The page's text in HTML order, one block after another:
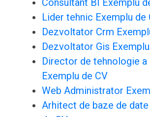
Consultant BI Exemplu
Lider tehnic Exemplu de
Dezvoltator Crm
Dezvoltator Gis
Director de tehnologie
Exemplu de CV
Web Administrator
Arhitect de baze de